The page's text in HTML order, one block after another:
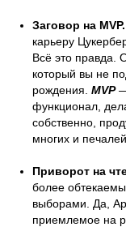
Заговор на MVP.
карьеру
Всё это правда.
который вы не
рождения. MVP—
функционал,
собственно,
многих и печалей.
Приворот на
более
выборами. Да,
приемлемое на